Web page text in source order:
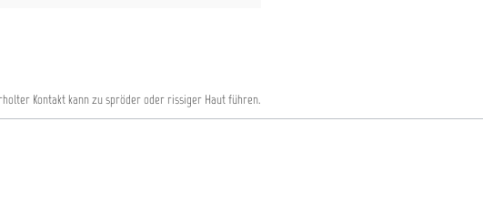
Kontakt kann zu spröder oder rissiger Haut führen.